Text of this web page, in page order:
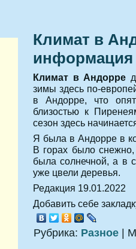
Климат в
информация
Климат в Андорре
зимы здесь по-
в Андорре, что
близостью к
сезон здесь
Я была в Андорре в
В горах было
была солнечной, а в
уже цвели деревья.
Редакция 19.01.2022
Добавить себе
Рубрика: Разное |